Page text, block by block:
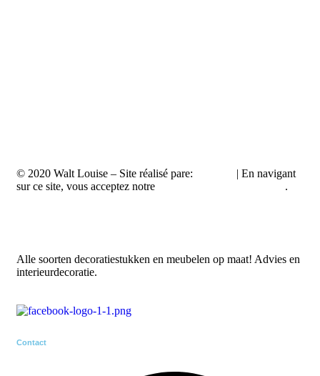
© 2020 Walt Louise – Site réalisé pare:
| En navigant
sur ce site, vous acceptez notre
.
Alle soorten decoratiestukken en meubelen op maat! Advies en
interieurdecoratie.
Contact